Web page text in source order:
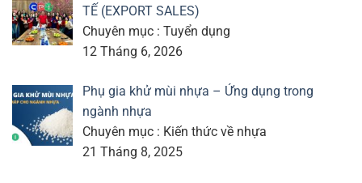
TẾ (EXPORT SALES)
Chuyên mục : Tuyển dụng
12 Tháng 6, 2026
Phụ gia khử mùi nhựa – Ứng dụng trong
ngành nhựa
Chuyên mục : Kiến thức về nhựa
21 Tháng 8, 2025